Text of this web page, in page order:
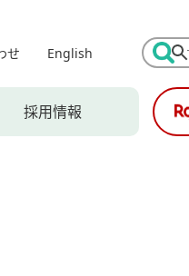
せ English
採用情報